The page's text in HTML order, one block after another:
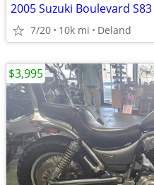
2005 Suzuki Boulevard S83
7/20 10k mi Deland
$3,995